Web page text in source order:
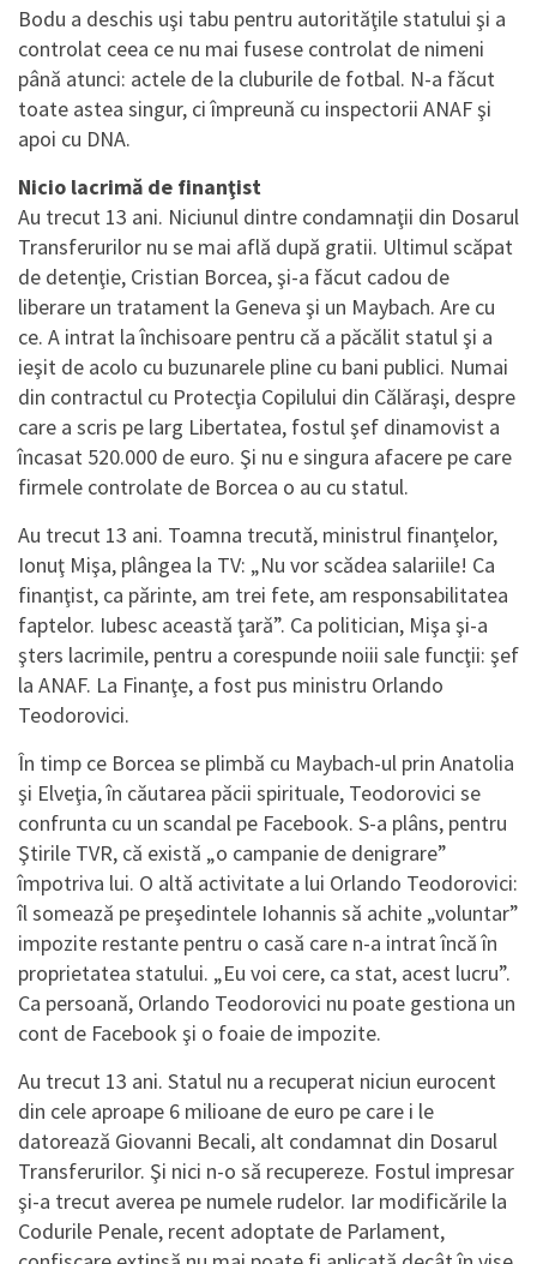
Bodu a deschis uşi tabu pentru autorităţile statului şi a
controlat ceea ce nu mai fusese controlat de nimeni
până atunci: actele de la cluburile de fotbal. N-a făcut
toate astea singur, ci împreună cu inspectorii ANAF şi
apoi cu DNA.
Nicio lacrimă de finanţist
Au trecut 13 ani. Niciunul dintre condamnaţii din Dosarul
Transferurilor nu se mai află după gratii. Ultimul scăpat
de detenţie, Cristian Borcea, şi-a făcut cadou de
liberare un tratament la Geneva şi un Maybach. Are cu
ce. A intrat la închisoare pentru că a păcălit statul şi a
ieşit de acolo cu buzunarele pline cu bani publici. Numai
din contractul cu Protecţia Copilului din Călăraşi, despre
care a scris pe larg Libertatea, fostul şef dinamovist a
încasat 520.000 de euro. Şi nu e singura afacere pe care
firmele controlate de Borcea o au cu statul.
Au trecut 13 ani. Toamna trecută, ministrul finanţelor,
Ionuţ Mişa, plângea la TV: „Nu vor scădea salariile! Ca
finanţist, ca părinte, am trei fete, am responsabilitatea
faptelor. Iubesc această ţară”. Ca politician, Mişa şi-a
şters lacrimile, pentru a corespunde noiii sale funcţii: şef
la ANAF. La Finanţe, a fost pus ministru Orlando
Teodorovici.
În timp ce Borcea se plimbă cu Maybach-ul prin Anatolia
şi Elveţia, în căutarea păcii spirituale, Teodorovici se
confrunta cu un scandal pe Facebook. S-a plâns, pentru
Ştirile TVR, că există „o campanie de denigrare”
împotriva lui. O altă activitate a lui Orlando Teodorovici:
îl somează pe preşedintele Iohannis să achite „voluntar”
impozite restante pentru o casă care n-a intrat încă în
proprietatea statului. „Eu voi cere, ca stat, acest lucru”.
Ca persoană, Orlando Teodorovici nu poate gestiona un
cont de Facebook şi o foaie de impozite.
Au trecut 13 ani. Statul nu a recuperat niciun eurocent
din cele aproape 6 milioane de euro pe care i le
datorează Giovanni Becali, alt condamnat din Dosarul
Transferurilor. Şi nici n-o să recupereze. Fostul impresar
şi-a trecut averea pe numele rudelor. Iar modificările la
Codurile Penale, recent adoptate de Parlament,